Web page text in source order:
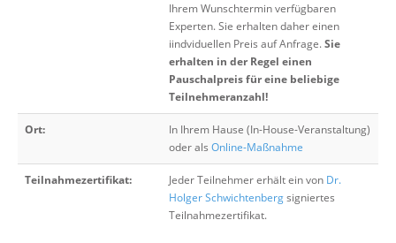
Ihrem Wunschtermin verfügbaren
Experten. Sie erhalten daher einen
iindviduellen Preis auf Anfrage.Sie
erhalten in der Regel einen
Pauschalpreis für eine beliebige
Teilnehmeranzahl!
Ort:
In Ihrem Hause (In-House-Veranstaltung)
oder als Online-Maßnahme
Teilnahmezertifikat: Jeder Teilnehmer erhält ein von Dr.
Holger Schwichtenbergsigniertes
Teilnahmezertifikat.